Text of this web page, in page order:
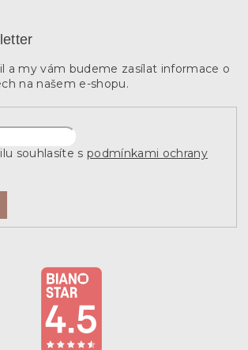
a my vám budeme zasílat informace o
na našem e-shopu.
souhlasíte s podmínkami ochrany